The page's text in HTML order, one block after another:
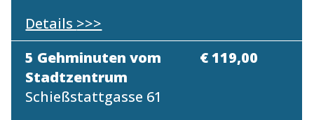
Details >>>
5 Gehminuten vom
Stadtzentrum
Schießstattgasse 61
€ 119,00